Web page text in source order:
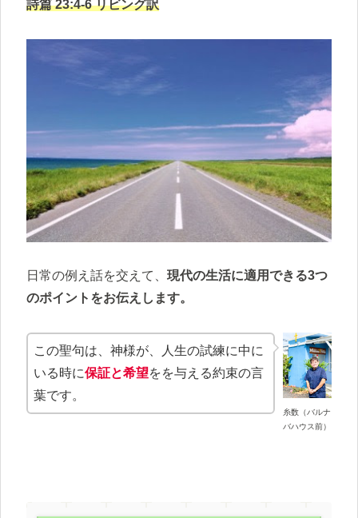
詩篇 23:4-6 リビング訳
日常の例え話を交えて、 現代の生活に適用できる3つ
のポイントをお伝えします。
糸数（バルナ
バハウス前）
この聖句は、神様が、人生の試練に中に
いる時に保証と希望をを与える約束の言
葉です。